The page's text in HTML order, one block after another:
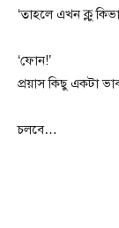
‘তাহলে এখন ক্লু
‘ফোন!’
প্রয়াস কিছু একটা
চলবে…